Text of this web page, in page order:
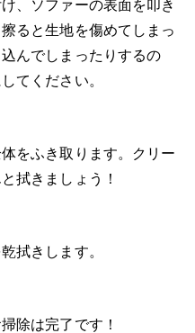
、ソファーの表面を叩き
ると生地を傷めてしまっ
んでしまったりするの
てください。
をふき取ります。クリー
拭きましょう！
拭きします。
除は完了です！